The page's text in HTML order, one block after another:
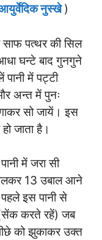
नुस्खे)
साफ पत्थर की सिल
घन्टे बाद गुनगुने
पानी में पट्टी
अन्त में पुनः
सो जायें। इस
जाता है।
में जरा सी
13 उबाल आने
इस पानी से
करते रहें) जब
को झुकाकर उक्त